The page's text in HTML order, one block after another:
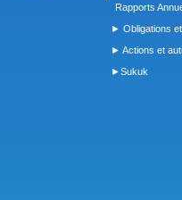
Rapports
► Obligations
► Actions et
►Sukuk